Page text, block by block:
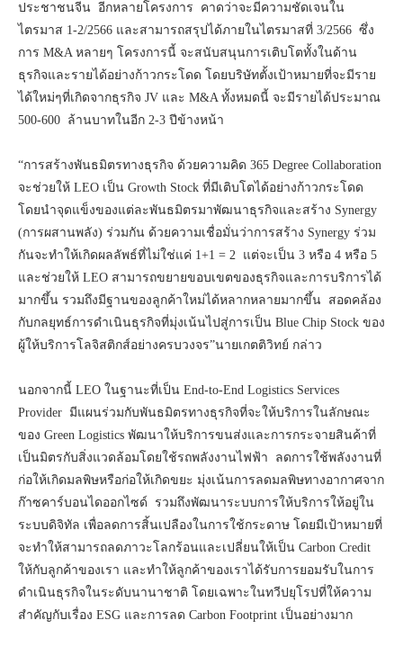
ประชาชนจีน อีกหลายโครงการ คาดว่าจะมีความชัดเจนใน
ไตรมาส 1-2/2566 และสามารถสรุปได้ภายในไตรมาสที่ 3/2566 ซึ่ง
การ M&A หลายๆ โครงการนี้ จะสนับสนุนการเติบโตทั้งในด้าน
ธุรกิจและรายได้อย่างก้าวกระโดด โดยบริษัทตั้งเป้าหมายที่จะมีราย
ได้ใหม่ๆที่เกิดจากธุรกิจ JV และ M&A ทั้งหมดนี้ จะมีรายได้ประมาณ
500-600 ล้านบาทในอีก 2-3 ปีข้างหน้า
“การสร้างพันธมิตรทางธุรกิจ ด้วยความคิด 365 Degree Collaboration
จะช่วยให้ LEO เป็น Growth Stock ที่มีเติบโตได้อย่างก้าวกระโดด
โดยนำจุดแข็งของแต่ละพันธมิตรมาพัฒนาธุรกิจและสร้าง Synergy
(การผสานพลัง) ร่วมกัน ด้วยความเชื่อมั่นว่าการสร้าง Synergy ร่วม
กันจะทำให้เกิดผลลัพธ์ที่ไม่ใช่แค่ 1+1 = 2 แต่จะเป็น 3 หรือ 4 หรือ 5
และช่วยให้ LEO สามารถขยายขอบเขตของธุรกิจและการบริการได้
มากขึ้น รวมถึงมีฐานของลูกค้าใหม่ได้หลากหลายมากขึ้น สอดคล้อง
กับกลยุทธ์การดำเนินธุรกิจที่มุ่งเน้นไปสู่การเป็น Blue Chip Stock ของ
ผู้ให้บริการโลจิสติกส์อย่างครบวงจร”นายเกตติวิทย์ กล่าว
นอกจากนี้ LEO ในฐานะที่เป็น End-to-End Logistics Services
Provider มีแผนร่วมกับพันธมิตรทางธุรกิจที่จะให้บริการในลักษณะ
ของ Green Logistics พัฒนาให้บริการขนส่งและการกระจายสินค้าที่
เป็นมิตรกับสิ่งแวดล้อมโดยใช้รถพลังงานไฟฟ้า ลดการใช้พลังงานที่
ก่อให้เกิดมลพิษหรือก่อให้เกิดขยะ มุ่งเน้นการลดมลพิษทางอากาศจาก
ก๊าซคาร์บอนไดออกไซด์ รวมถึงพัฒนาระบบการให้บริการให้อยู่ใน
ระบบดิจิทัล เพื่อลดการสิ้นเปลืองในการใช้กระดาษ โดยมีเป้าหมายที่
จะทำให้สามารถลดภาวะโลกร้อนและเปลี่ยนให้เป็น Carbon Credit
ให้กับลูกค้าของเรา และทำให้ลูกค้าของเราได้รับการยอมรับในการ
ดำเนินธุรกิจในระดับนานาชาติ โดยเฉพาะในทวีปยุโรปที่ให้ความ
สำคัญกับเรื่อง ESG และการลด Carbon Footprint เป็นอย่างมาก